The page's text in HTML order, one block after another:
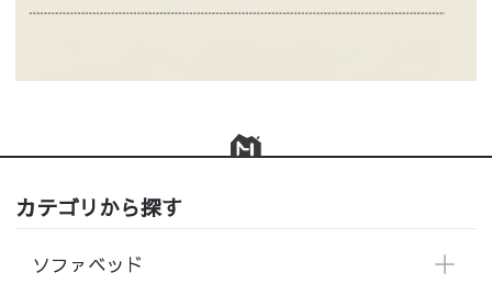
カテゴリから探す
ソファベッド